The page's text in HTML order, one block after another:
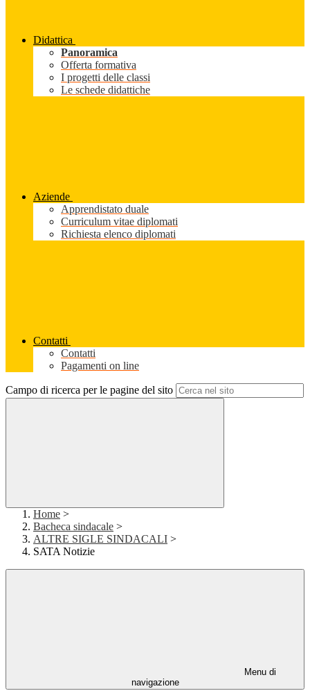
Didattica
Panoramica
Offerta formativa
I progetti delle classi
Le schede didattiche
Aziende
Apprendistato duale
Curriculum vitae diplomati
Richiesta elenco diplomati
Contatti
Contatti
Pagamenti on line
Campo di ricerca per le pagine del sito
Home >
Bacheca sindacale >
ALTRE SIGLE SINDACALI >
SATA Notizie
Menu di
navigazione